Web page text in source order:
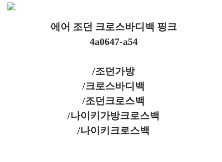
에어 조던 크로스바디백 핑크
4a0647-a54
/조던가방
/크로스바디백
/조던크로스백
/나이키가방크로스백
/나이키크로스백